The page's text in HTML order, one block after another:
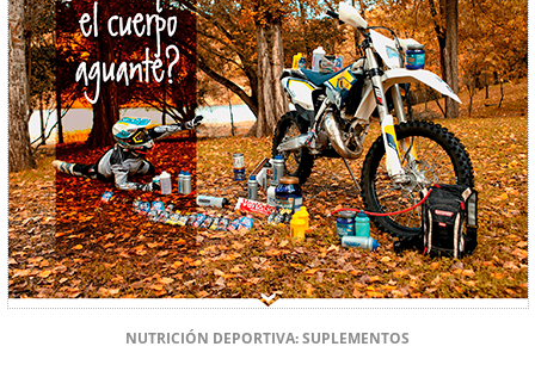
NUTRICIÓN DEPORTIVA: SUPLEMENTOS